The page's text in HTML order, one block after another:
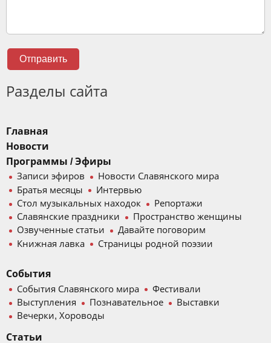
Отправить
Разделы сайта
Главная
Новости
Программы / Эфиры
Записи эфиров
Новости Славянского мира
Братья месяцы
Интервью
Стол музыкальных находок
Репортажи
Славянские праздники
Пространство женщины
Озвученные статьи
Давайте поговорим
Книжная лавка
Страницы родной поэзии
События
События Славянского мира
Фестивали
Выступления
Познавательное
Выставки
Вечерки, Хороводы
Статьи